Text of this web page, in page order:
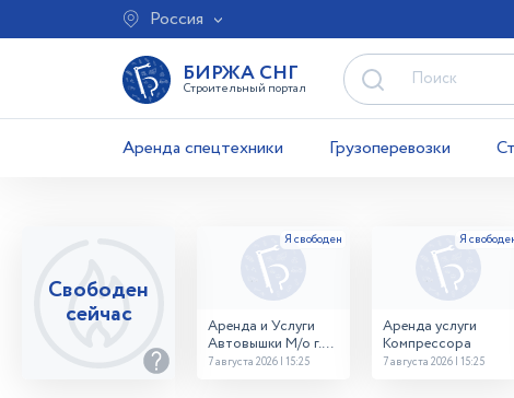
Россия
БИРЖА СНГ
Строительный портал
Аренда спецтехники Грузоперевозки
Свободен
сейчас
Аренда и Услуги
Автовышки М/о г.
Домодедово
7 августа 2026 | 15:25
Аренда услуги
Компрессора
7 августа 2026 | 15:25